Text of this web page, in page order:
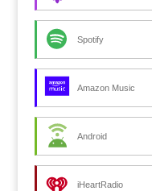
Spotify
Amazon Music
Android
iHeartRadio